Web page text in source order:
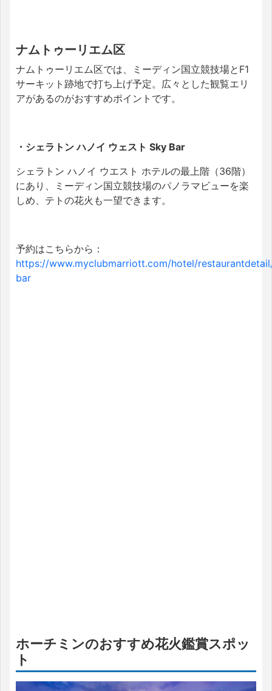
ナムトゥーリエム区
ナムトゥーリエム区では、 ミーディン国立競技場とF1
サーキット跡地で打ち上げ予定。広々とした観覧エリ
アがあるのがおすすめポイントです。
・シェラトン ハノイ ウェスト Sky Bar
シェラトン ハノイ ウエスト ホテルの最上階（36階）
にあり、
ミーディン国立競技場のパノラマビューを楽
しめ、テトの花火も一望できます。
予約はこちらから：
https://www.myclubmarriott.com/hotel/
bar
ホーチミンのおすすめ花火鑑賞スポッ
ト